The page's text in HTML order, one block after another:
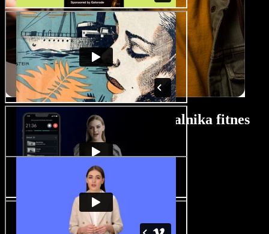
Vodič za uporabo ustvarjalnika fitnes